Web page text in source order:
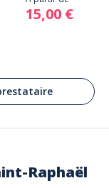
15,00 €
Raphaël